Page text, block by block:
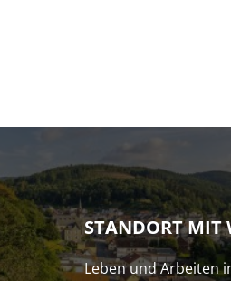
STANDORT MIT
Leben und Arbeiten